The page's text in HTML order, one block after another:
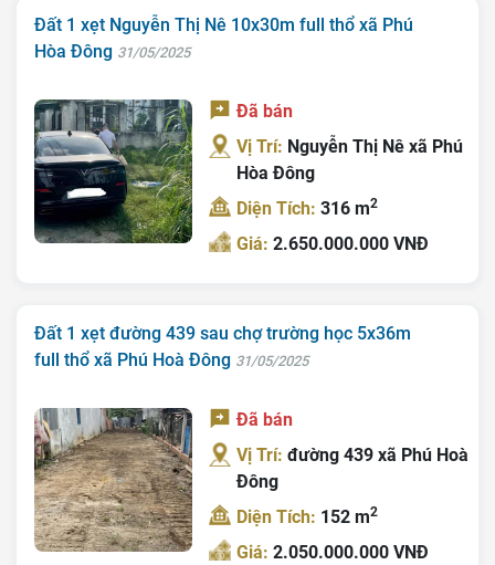
Đất 1 xẹt Nguyễn Thị Nê 10x30m full thổ xã Phú
Hòa Đông 31/05/2025
Đã bán
Vị Trí: Nguyễn Thị Nê xã Phú
Hòa Đông
Diện Tích:316 m2
Giá:2.650.000.000 VNĐ
Đất 1 xẹt đường 439 sau chợ trường học 5x36m
full thổ xã Phú Hoà Đông 31/05/2025
Đã bán
Vị Trí:đường 439 xã Phú Hoà
Đông
Diện Tích: 152 m2
Giá:2.050.000.000 VNĐ